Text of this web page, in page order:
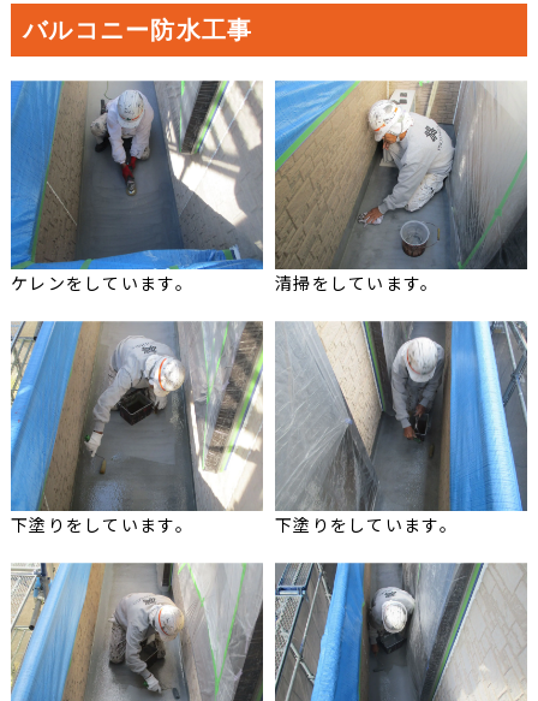
バルコニー防水工事
ケレンをしています。 清掃をしています。
下塗りをしています。 下塗りをしています。